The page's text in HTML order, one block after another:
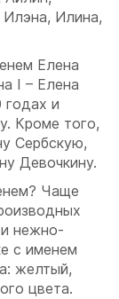
Илина,
Елена
І – Елена
годах и
Кроме того,
Сербскую,
Девочкину.
Чаще
нежно-
с именем
желтый,
цвета.